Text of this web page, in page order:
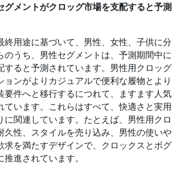
グメントがクロッグ市場を支配すると予測
終用途に基づいて、男性、女性、子供に分
のうち、男性セグメントは、予測期間中に
すると予測されています。男性用クロッグ
ョンがよりカジュアルで便利な履物とより
要件へと移行するにつれて、ますます人気
ています。これらはすべて、快適さと実用
に関連しています。たとえば、男性用クロ
久性、スタイルを売り込み、男性の使いや
求を満たすデザインで、クロックスとボグ
進されています。